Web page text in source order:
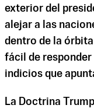
exterior del
alejar a las
dentro de la
fácil de
indicios que
La Doctrina